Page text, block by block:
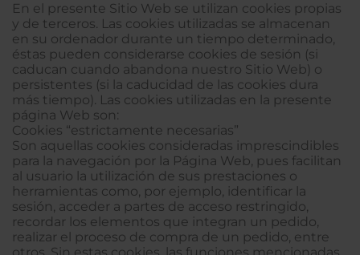
En el presente Sitio Web se utilizan cookies propias
y de terceros. Las cookies utilizadas se almacenan
en su ordenador durante un tiempo determinado,
éstas pueden considerarse cookies de sesión (si
caducan cuando abandona nuestro Sitio Web) o
persistentes (si la caducidad de las cookies dura
más tiempo). Las cookies utilizadas en la presente
página Web son:
Cookies “estrictamente necesarias”
Son aquellas cookies consideradas imprescindibles
para la navegación por la Página Web, pues facilitan
al usuario la utilización de sus prestaciones o
herramientas como, por ejemplo, identificar la
sesión, acceder a partes de acceso restringido,
recordar los elementos que integran un pedido,
realizar el proceso de compra de un pedido, entre